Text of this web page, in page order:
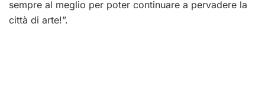
sempre al meglio per poter continuare a pervadere la
città di arte!”.